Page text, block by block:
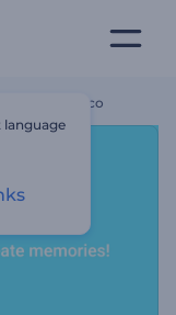
Fotográfico
language